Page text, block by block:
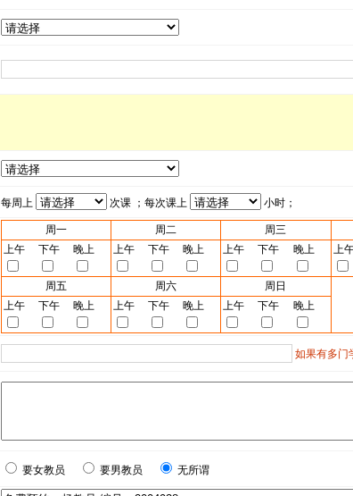
每周上 次课 ；每次课上 小时；
周一 周二 周三
上午
下午 晚上 上午 下午 晚上 上午 下午 晚上 上
周五 周六 周日
上午 下午 晚上 上午 下午 晚上 上午 下午 晚上
如果有多门
要女教员 要男教员 无所谓